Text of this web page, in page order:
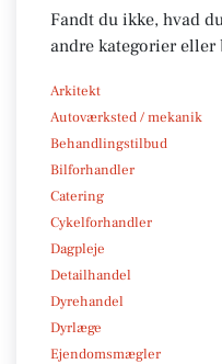
Fandt du ikke, hvad
andre kategorier eller
Arkitekt
Autoværksted / mekanik
Behandlingstilbud
Bilforhandler
Catering
Cykelforhandler
Dagpleje
Detailhandel
Dyrehandel
Dyrlæge
Ejendomsmægler